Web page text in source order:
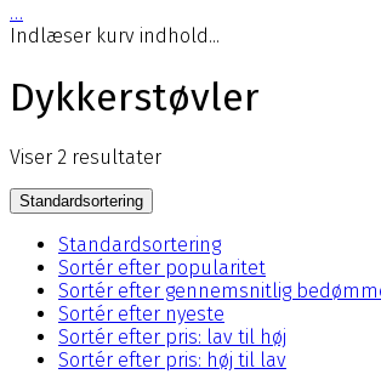
…
Indlæser kurv indhold...
Dykkerstøvler
Viser 2 resultater
Standardsortering
Standardsortering
Sortér efter popularitet
Sortér efter gennemsnitlig
Sortér efter nyeste
Sortér efter pris: lav til høj
Sortér efter pris: høj til lav